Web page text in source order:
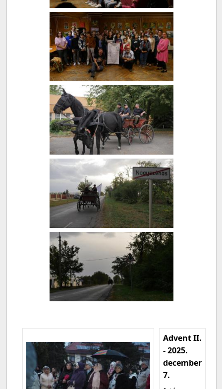
Advent II.
- 2025.
december
7.